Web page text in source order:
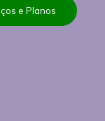
e Planos